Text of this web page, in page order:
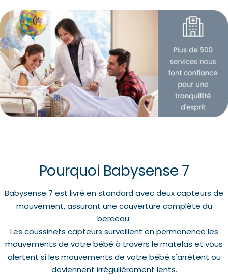
Pourquoi Babysense 7
Babysense 7 est livré en standard avec deux capteurs de
mouvement, assurant une couverture complète du
berceau.​
Les coussinets capteurs surveillent en permanence les
mouvements de votre bébé à travers le matelas et vous
alertent si les mouvements de votre bébé s'arrêtent ou
deviennent irrégulièrement lents.